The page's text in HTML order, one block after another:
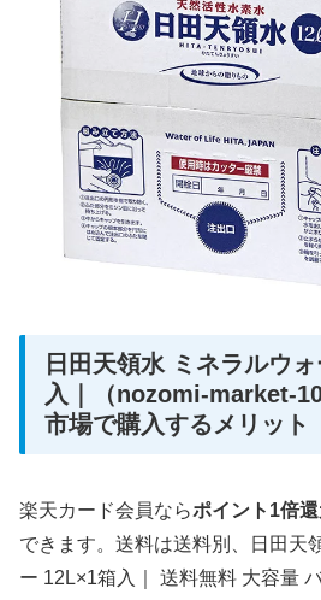
日田天領水 ミネラルウ
入｜（nozomi-market-
市場で購入するメリット
楽天カード会員ならポイント1倍
できます。送料は送料別、日田天
ー 12L×1箱入｜ 送料無料 大容量